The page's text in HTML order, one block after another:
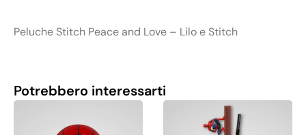
Peluche Stitch Peace and Love – Lilo e Stitch
Potrebbero interessarti